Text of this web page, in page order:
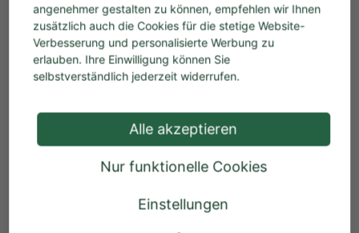
Regulärer Preis:
5,00 €
In den Warenkorb
angenehmer gestalten zu können, empfehlen wir Ihnen
zusätzlich auch die Cookies für die stetige Website-
Verbesserung und personalisierte Werbung zu
erlauben. Ihre Einwilligung können Sie
selbstverständlich jederzeit widerrufen.
Alle akzeptieren
Nur funktionelle Cookies
Einstellungen